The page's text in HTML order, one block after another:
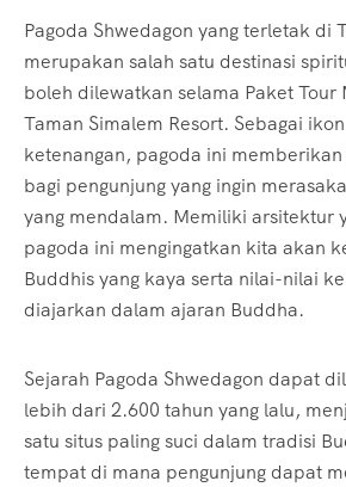
Pagoda Shwedagon yang terletak di
merupakan salah satu destinasi
boleh dilewatkan selama Paket Tour
Taman Simalem Resort. Sebagai
ketenangan, pagoda ini
bagi pengunjung yang ingin
yang mendalam. Memiliki arsitektur
pagoda ini mengingatkan kita akan
Buddhis yang kaya serta nilai-nilai
diajarkan dalam ajaran Buddha.
Sejarah Pagoda Shwedagon dapat
lebih dari 2.600 tahun yang lalu,
satu situs paling suci dalam tradisi
tempat di mana pengunjung dapat